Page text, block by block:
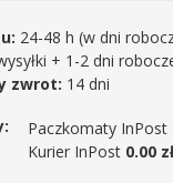
24-48 h (w dni
+ 1-2 dni
zwrot: 14 dni
Paczkomaty InPost
Kurier InPost 0.00 zł